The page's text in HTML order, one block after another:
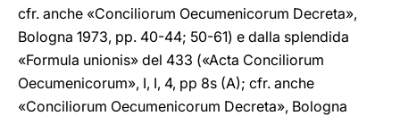
cfr. anche «Conciliorum Oecumenicorum Decreta»,
Bologna 1973, pp. 40-44; 50-61) e dalla splendida
«Formula unionis» del 433 («Acta Conciliorum
Oecumenicorum», I, I, 4, pp 8s (A); cfr. anche
«Conciliorum Oecumenicorum Decreta», Bologna